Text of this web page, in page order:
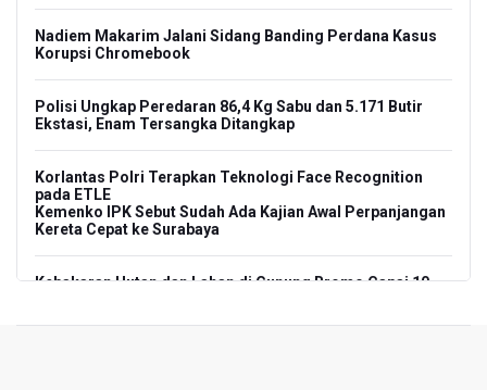
Nadiem Makarim Jalani Sidang Banding Perdana Kasus
Korupsi Chromebook
Polisi Ungkap Peredaran 86,4 Kg Sabu dan 5.171 Butir
Ekstasi, Enam Tersangka Ditangkap
Korlantas Polri Terapkan Teknologi Face Recognition
pada ETLE
Kemenko IPK Sebut Sudah Ada Kajian Awal Perpanjangan
Kereta Cepat ke Surabaya
Kebakaran Hutan dan Lahan di Gunung Bromo Capai 10